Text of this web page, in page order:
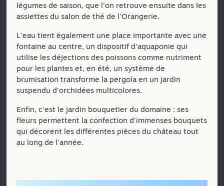
légumes de saison, que l'on retrouve ensuite dans les
assiettes du salon de thé de l'Orangerie.
L'eau tient également une place importante avec une
fontaine au centre, un dispositif d'aquaponie qui
utilise les déjections des poissons comme nutriment
pour les plantes et, en été, un système de
brumisation transforme la pergola en un jardin
suspendu d'orchidées multicolores.
Enfin, c'est le jardin bouquetier du domaine : ses
fleurs permettent la confection d'immenses bouquets
qui décorent les différentes pièces du château tout
au long de l'année.